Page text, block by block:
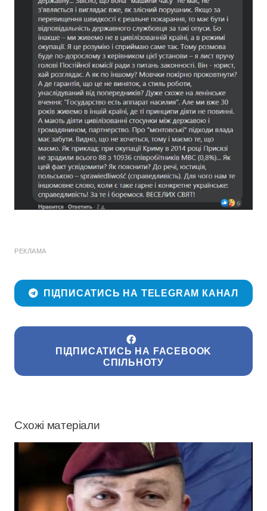
РЕКЛАМА
ПІДПИСАТИСЬ НА TELEGRAM КАНАЛ
ПІДПИСАТИСЬ НА FACEBOOK
СПІЛЬНОТУ
Схожі матеріали